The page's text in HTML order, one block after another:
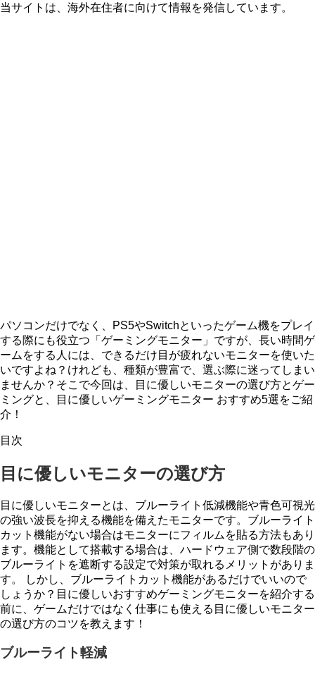
当サイトは、海外在住者に向けて情報を発信しています。
パソコンだけでなく、PS5やSwitchといったゲーム機をプレイ
する際にも役立つ「ゲーミングモニター」ですが、長い時間ゲ
ームをする人には、できるだけ目が疲れないモニターを使いた
いですよね？けれども、種類が豊富で、選ぶ際に迷ってしまい
ませんか？そこで今回は、目に優しいモニターの選び方とゲー
ミングと、目に優しいゲーミングモニター おすすめ5選をご紹
介！
目次
目に優しいモニターの選び方
目に優しいモニターとは、ブルーライト低減機能や青色可視光
の強い波長を抑える機能を備えたモニターです。ブルーライト
カット機能がない場合はモニターにフィルムを貼る方法もあり
ます。機能として搭載する場合は、ハードウェア側で数段階の
ブルーライトを遮断する設定で対策が取れるメリットがありま
す。 しかし、ブルーライトカット機能があるだけでいいので
しょうか？目に優しいおすすめゲーミングモニターを紹介する
前に、ゲームだけではなく仕事にも使える目に優しいモニター
の選び方のコツを教えます！
ブルーライト軽減